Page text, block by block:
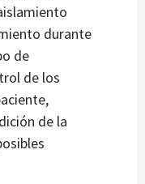
durante
de
de los
de la